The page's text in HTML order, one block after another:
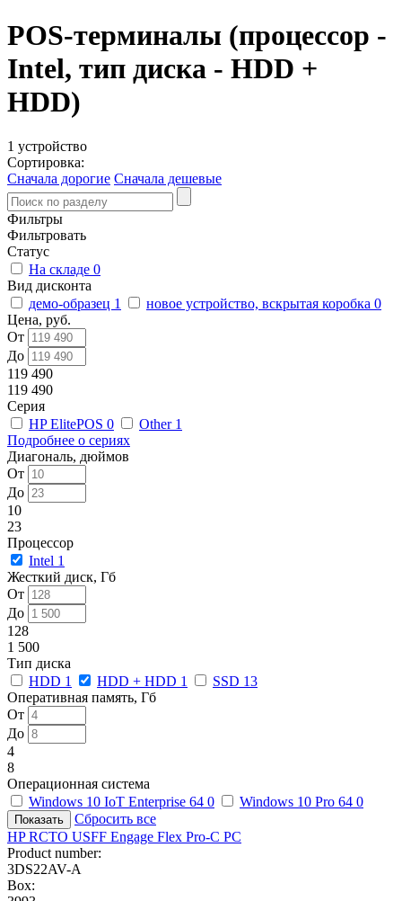
POS-терминалы (процессор -
Intel, тип диска - HDD +
HDD)
1 устройство
Сортировка:
Сначала дорогие Сначала дешевые
Фильтры
Фильтровать
Статус
На складе 0
Вид дисконта
демо-образец 1 новое устройство, вскрытая коробка 0
Цена, руб.
От
До
119 490
119 490
Серия
HP ElitePOS 0 Other 1
Подробнее о сериях
Диагональ, дюймов
От
До
10
23
Процессор
Intel 1
Жесткий диск, Гб
От
До
128
1 500
Тип диска
HDD 1 HDD + HDD 1 SSD 13
Оперативная память, Гб
От
До
4
8
Операционная система
Windows 10 IoT Enterprise 64 0 Windows 10 Pro 64 0
Сбросить все
HP RCTO USFF Engage Flex Pro-C PC
Product number:
3DS22AV-A
Box: